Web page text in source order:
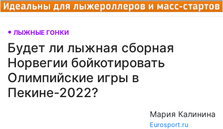
ЛЫЖНЫЕ ГОНКИ
Будет ли лыжная сборная
Норвегии бойкотировать
Олимпийские игры в
Пекине-2022?
Мария Калинина
Eurosport.ru